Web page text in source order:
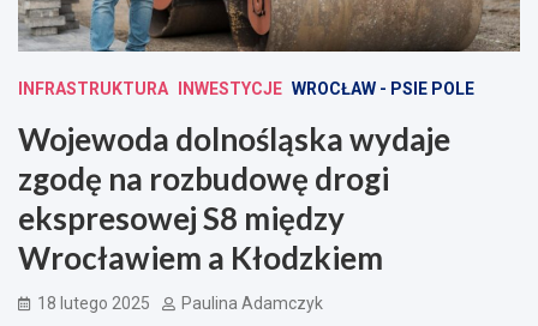
INFRASTRUKTURA INWESTYCJE WROCŁAW - PSIE POLE
Wojewoda dolnośląska wydaje
zgodę na rozbudowę drogi
ekspresowej S8 między
Wrocławiem a Kłodzkiem
18 lutego 2025 Paulina Adamczyk